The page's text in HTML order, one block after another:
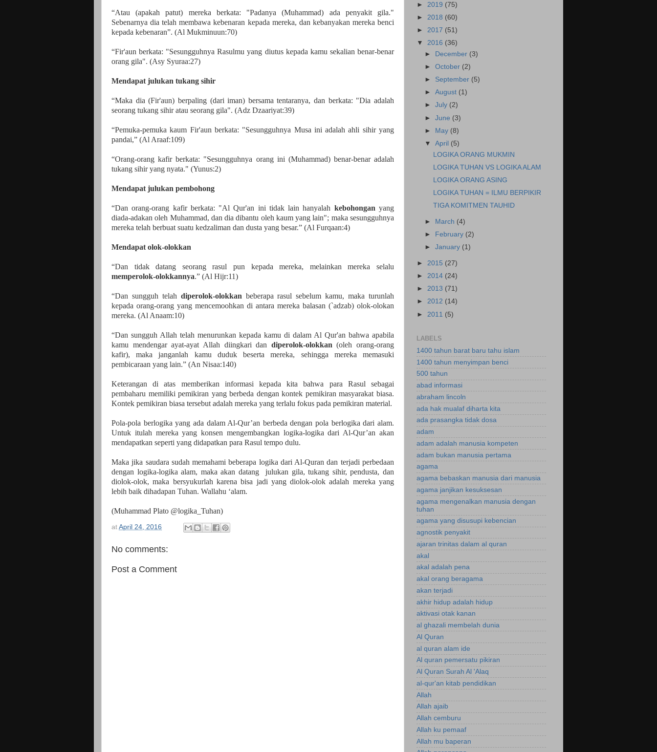
“Atau (apakah patut) mereka berkata: "Padanya (Muhammad) ada penyakit gila."
Sebenarnya dia telah membawa kebenaran kepada mereka, dan kebanyakan mereka benci
kepada kebenaran”. (Al Mukminuun:70)
“Fir'aun berkata: "Sesungguhnya Rasulmu yang diutus kepada kamu sekalian benar-benar
orang gila". (Asy Syuraa:27)
Mendapat julukan tukang sihir
“Maka dia (Fir'aun) berpaling (dari iman) bersama tentaranya, dan berkata: "Dia adalah
seorang tukang sihir atau seorang gila". (Adz Dzaariyat:39)
“Pemuka-pemuka kaum Fir'aun berkata: "Sesungguhnya Musa ini adalah ahli sihir yang
pandai,” (Al Araaf:109)
“Orang-orang kafir berkata: "Sesungguhnya orang ini (Muhammad) benar-benar adalah
tukang sihir yang nyata." (Yunus:2)
Mendapat julukan pembohong
“Dan orang-orang kafir berkata: "Al Qur'an ini tidak lain hanyalah kebohongan yang
diada-adakan oleh Muhammad, dan dia dibantu oleh kaum yang lain"; maka sesungguhnya
mereka telah berbuat suatu kedzaliman dan dusta yang besar.” (Al Furqaan:4)
Mendapat olok-olokkan
“Dan tidak datang seorang rasul pun kepada mereka, melainkan mereka selalu
memperolok-olokkannya.” (Al Hijr:11)
“Dan sungguh telah diperolok-olokkan beberapa rasul sebelum kamu, maka turunlah
kepada orang-orang yang mencemoohkan di antara mereka balasan (`adzab) olok-olokan
mereka. (Al Anaam:10)
“Dan sungguh Allah telah menurunkan kepada kamu di dalam Al Qur'an bahwa apabila
kamu mendengar ayat-ayat Allah diingkari dan diperolok-olokkan (oleh orang-orang
kafir), maka janganlah kamu duduk beserta mereka, sehingga mereka memasuki
pembicaraan yang lain.” (An Nisaa:140)
Keterangan di atas memberikan informasi kepada kita bahwa para Rasul sebagai
pembaharu memiliki pemikiran yang berbeda dengan kontek pemikiran masyarakat biasa.
Kontek pemikiran biasa tersebut adalah mereka yang terlalu fokus pada pemikiran material.
Pola-pola berlogika yang ada dalam Al-Qur’an berbeda dengan pola berlogika dari alam.
Untuk itulah mereka yang konsen mengembangkan logika-logika dari Al-Qur’an akan
mendapatkan seperti yang didapatkan para Rasul tempo dulu.
Maka jika saudara sudah memahami beberapa logika dari Al-Quran dan terjadi perbedaan
dengan logika-logika alam, maka akan datang
julukan gila, tukang sihir, pendusta, dan
diolok-olok, maka bersyukurlah karena bisa jadi yang diolok-olok adalah mereka yang
lebih baik dihadapan Tuhan. Wallahu ‘alam.
(Muhammad Plato @logika_Tuhan)
at April 24, 2016
No comments:
Post a Comment
► 2019 (75)
► 2018 (60)
► 2017 (51)
▼ 2016 (36)
►
December (3)
►October (2)
► September (5)
►August (1)
►July (2)
►June (3)
► May (8)
▼April (5)
LOGIKA ORANG MUKMIN
LOGIKA TUHAN VS LOGIKA ALAM
LOGIKA ORANG ASING
LOGIKA TUHAN = ILMU BERPIKIR
TIGA KOMITMEN TAUHID
► March (4)
►
February (2)
►January (1)
► 2015 (27)
► 2014 (24)
► 2013 (71)
► 2012 (14)
► 2011 (5)
LABELS
1400 tahun barat baru tahu islam
1400 tahun menyimpan benci
500 tahun
abad informasi
abraham lincoln
ada hak mualaf diharta kita
ada prasangka tidak dosa
adam
adam adalah manusia kompeten
adam bukan manusia pertama
agama
agama bebaskan manusia dari manusia
agama janjikan kesuksesan
agama mengenalkan manusia dengan
tuhan
agama yang disusupi kebencian
agnostik penyakit
ajaran trinitas dalam al quran
akal
akal adalah pena
akal orang beragama
akan terjadi
akhir hidup adalah hidup
aktivasi otak kanan
al ghazali membelah dunia
Al Quran
al quran alam ide
Al quran pemersatu pikiran
Al Quran Surah Al 'Alaq
al-qur'an kitab pendidikan
Allah
Allah ajaib
Allah cemburu
Allah ku pemaaf
Allah mu baperan